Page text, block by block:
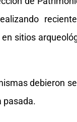
sitios
debieron
pasada.